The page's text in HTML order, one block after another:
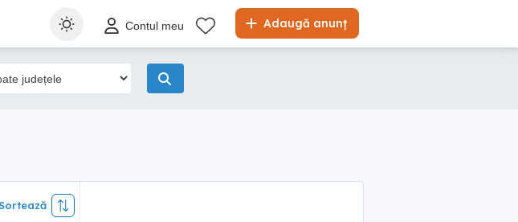
Adaugă anunț
Contul meu